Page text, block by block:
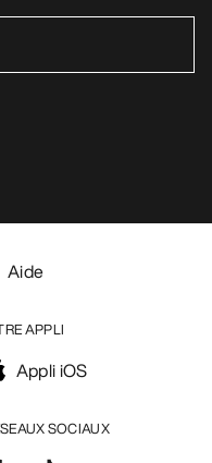
SOCIAUX
Aide
APPLI
Appli iOS